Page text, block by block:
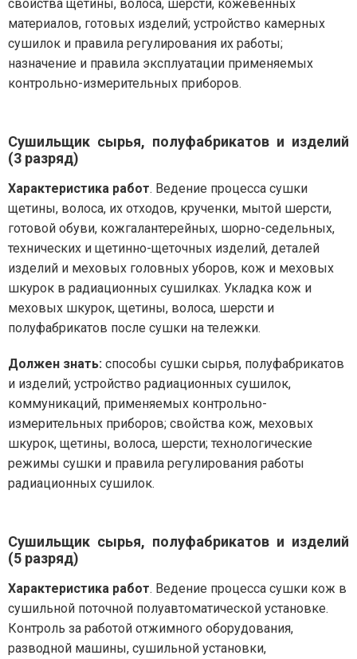
свойства щетины, волоса, шерсти, кожевенных
материалов, готовых изделий; устройство камерных
сушилок и правила регулирования их работы;
назначение и правила эксплуатации применяемых
контрольно-измерительных приборов.
Сушильщик сырья, полуфабрикатов и изделий
(3 разряд)
Характеристика работ. Ведение процесса сушки
щетины, волоса, их отходов, крученки, мытой шерсти,
готовой обуви, кожгалантерейных, шорно-седельных,
технических и щетинно-щеточных изделий, деталей
изделий и меховых головных уборов, кож и меховых
шкурок в радиационных сушилках. Укладка кож и
меховых шкурок, щетины, волоса, шерсти и
полуфабрикатов после сушки на тележки.
Должен знать: способы сушки сырья, полуфабрикатов
и изделий; устройство радиационных сушилок,
коммуникаций, применяемых контрольно-
измерительных приборов; свойства кож, меховых
шкурок, щетины, волоса, шерсти; технологические
режимы сушки и правила регулирования работы
радиационных сушилок.
Сушильщик сырья, полуфабрикатов и изделий
(5 разряд)
Характеристика работ. Ведение процесса сушки кож в
сушильной поточной полуавтоматической установке.
Контроль за работой отжимного оборудования,
разводной машины, сушильной установки,